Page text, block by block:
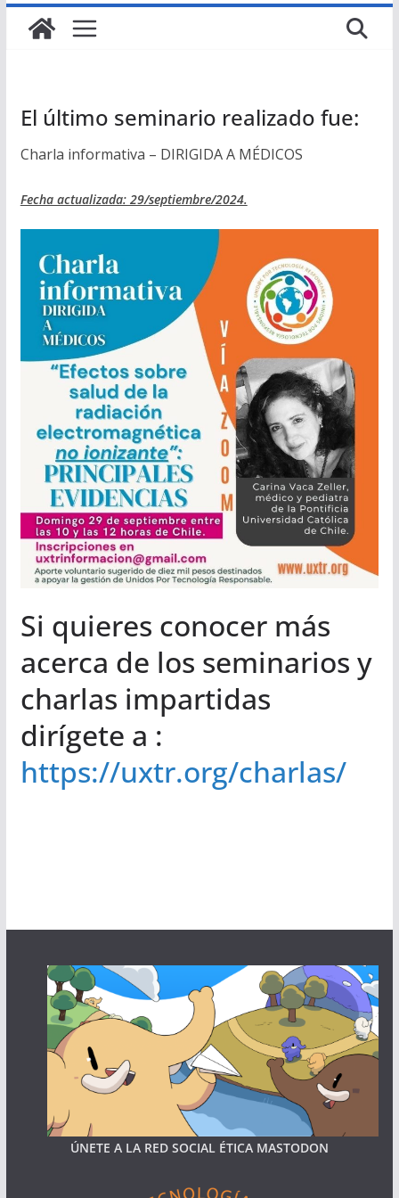
El último seminario realizado fue:
Charla informativa – DIRIGIDA A MÉDICOS
Fecha actualizada: 29/septiembre/2024.
Si quieres conocer más
acerca de los seminarios y
charlas impartidas
dirígete a :
https://uxtr.org/charlas/
ÚNETE A LA RED SOCIAL ÉTICA MASTODON